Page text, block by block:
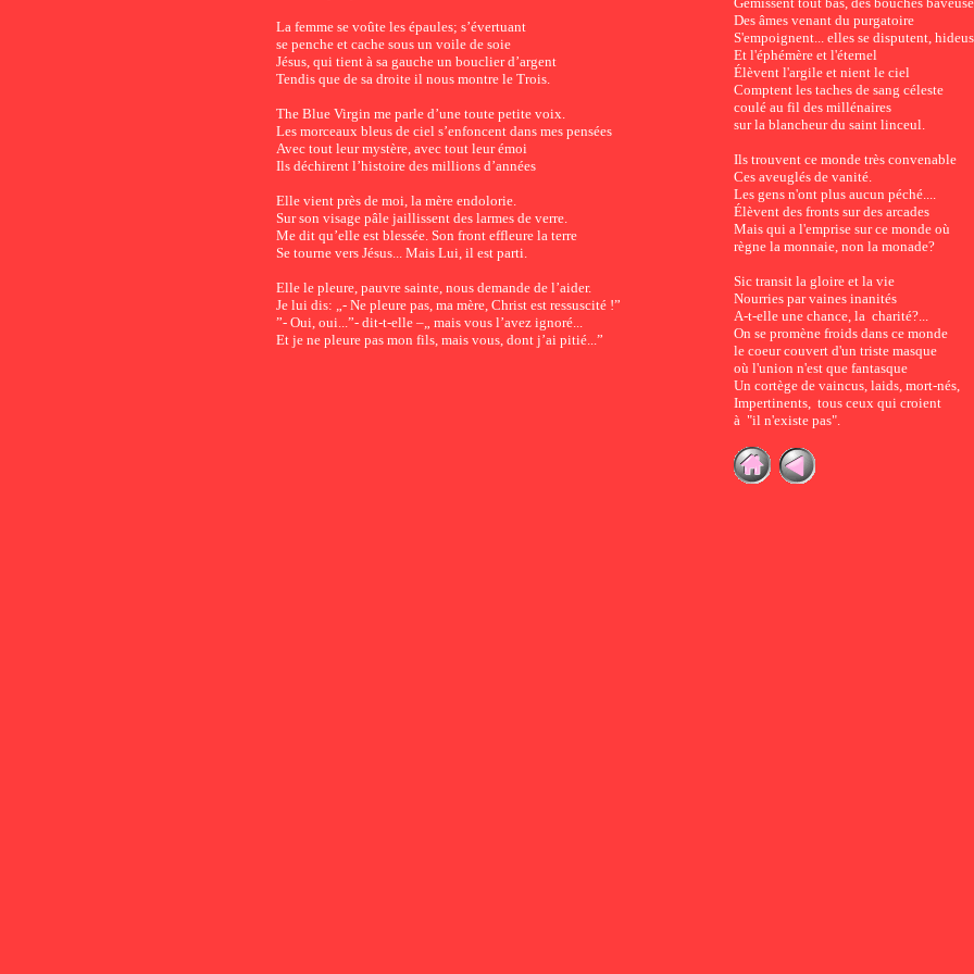
La femme se voûte les épaules; s’évertuant
se penche et cache sous un voile de soie
Jésus, qui tient à sa gauche un bouclier d’argent
Tendis que de sa droite il nous montre le Trois.
The Blue Virgin me parle d’une toute petite voix.
Les morceaux bleus de ciel s’enfoncent dans mes pensées
Avec tout leur mystère, avec tout leur émoi
Ils déchirent l’histoire des millions d’années
Elle vient près de moi, la mère endolorie.
Sur son visage pâle jaillissent des larmes de verre.
Me dit qu’elle est blessée. Son front effleure la terre
Se tourne vers Jésus... Mais Lui, il est parti.
Elle le pleure, pauvre sainte, nous demande de l’aider.
Je lui dis: „- Ne pleure pas, ma mère, Christ est ressuscité !”
”- Oui, oui...”- dit-t-elle –„ mais vous l’avez ignoré...
Et je ne pleure pas mon fils, mais vous, dont j’ai pitié...”
Des âmes venant du purgatoire
S'empoignent... elles se disputent,
Et l'éphémère et l'éternel
Élèvent l'argile et nient le ciel
Comptent les taches de sang céleste
coulé au fil des millénaires
sur la blancheur du saint linceul.
Ils trouvent ce monde très convenable
Ces aveuglés de vanité.
Les gens n'ont plus aucun péché....
Élèvent des fronts sur des arcades
Mais qui a l'emprise sur ce monde où
règne la monnaie, non la monade?
Sic transit la gloire et la vie
Nourries par vaines inanités
A-t-elle une chance, la charité?...
On se promène froids dans ce monde
le coeur couvert d'un triste masque
où l'union n'est que fantasque
Un cortège de vaincus, laids, mort-nés,
Impertinents, tous ceux qui croient
à "il n'existe pas".